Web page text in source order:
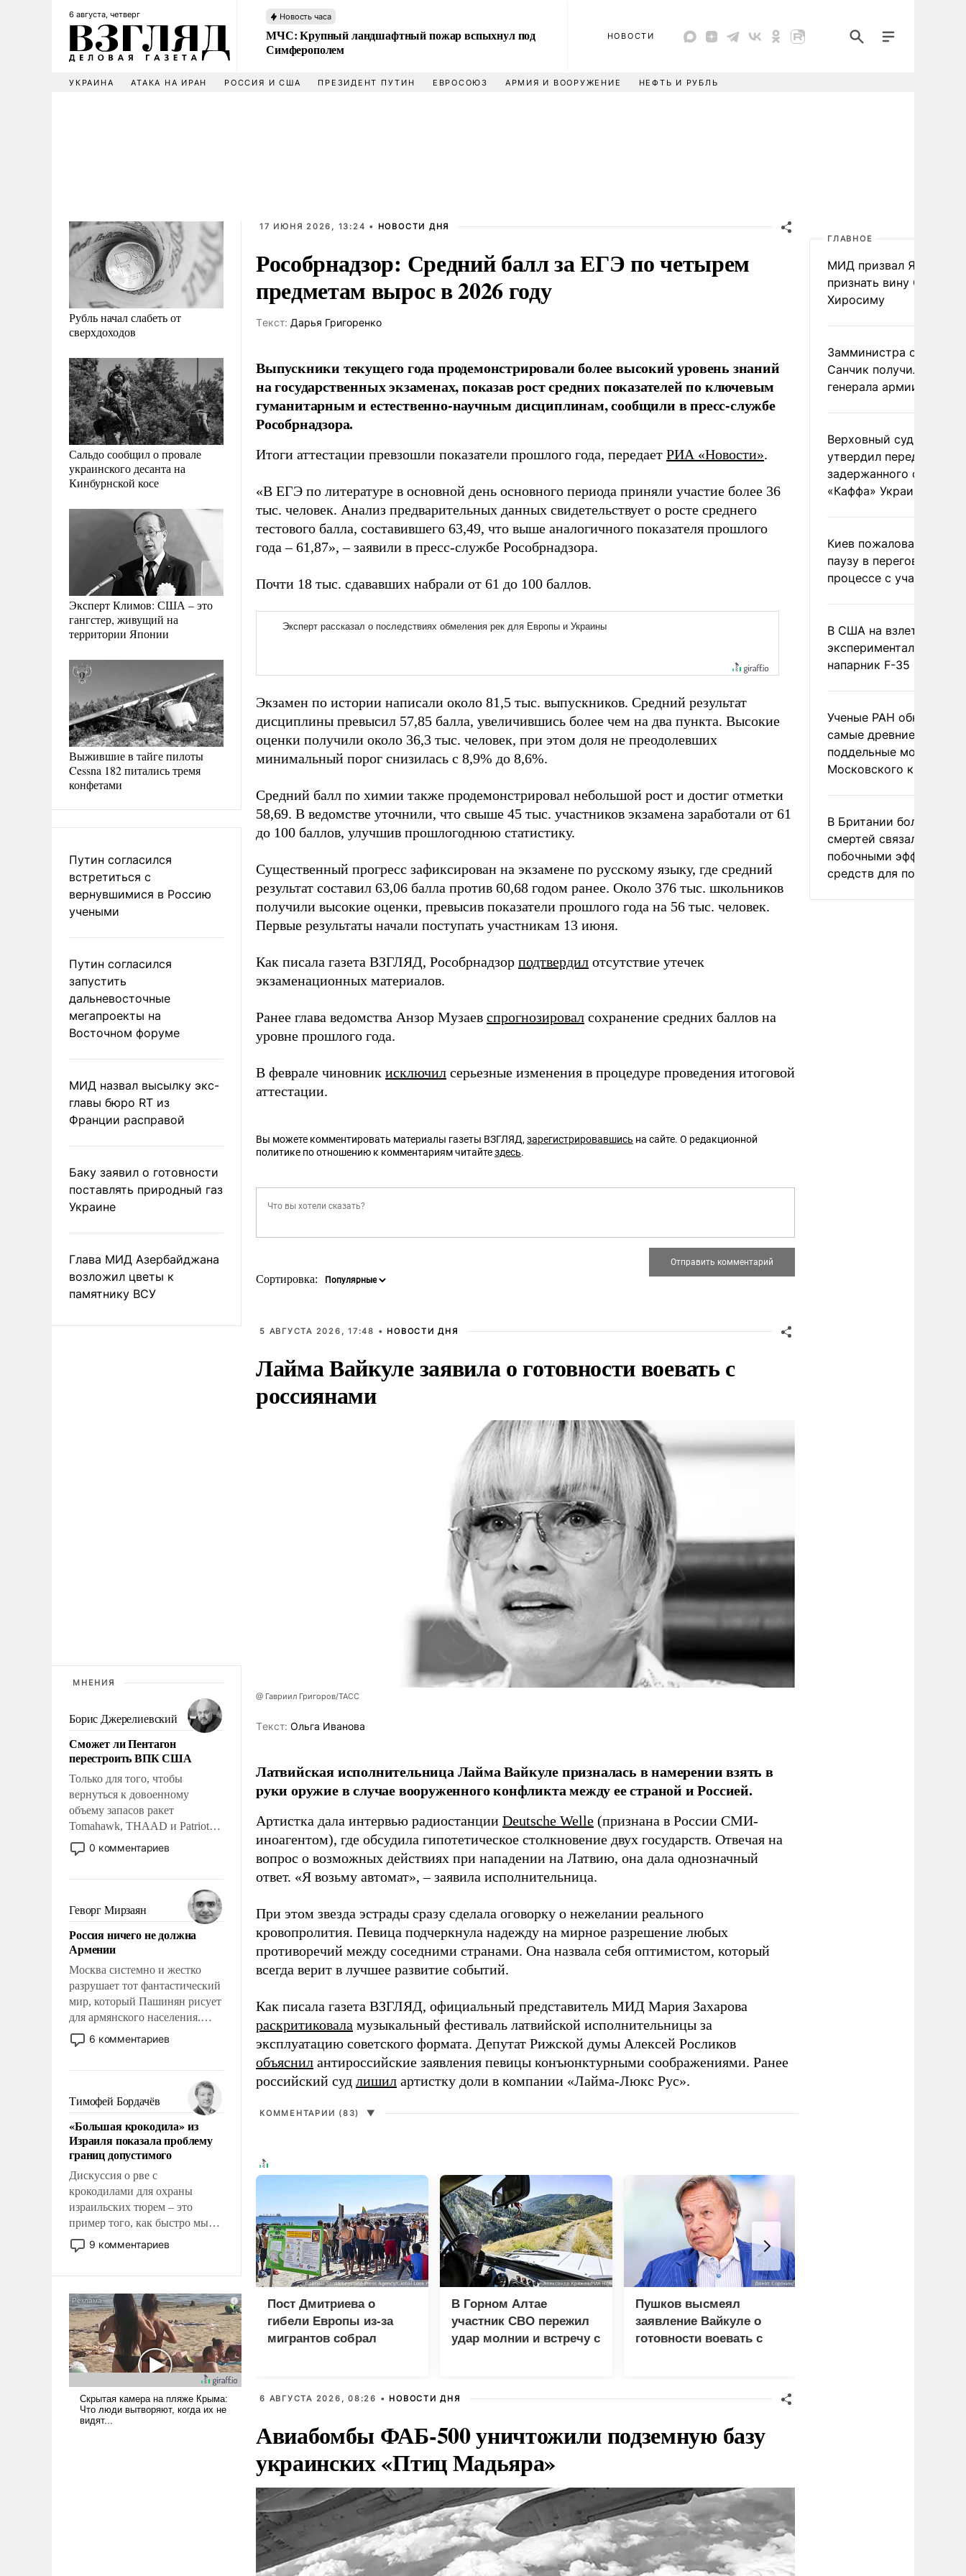
6 августа, четверг Новость часа
МЧС: Крупный ландшафтный пожар вспыхнул под
Симферополем
НОВОСТИ
УКРАИНА АТАКА НА ИРАН РОССИЯ И США ПРЕЗИДЕНТ ПУТИН ЕВРОСОЮЗ АРМИЯ И ВООРУЖЕНИЕ НЕФТЬ И РУБЛЬ
Рубль начал слабеть от
сверхдоходов
Сальдо сообщил о провале
украинского десанта на
Кинбурнской косе
Эксперт Климов: США – это
гангстер, живущий на
территории Японии
Выжившие в тайге пилоты
Cessna 182 питались тремя
конфетами
Путин согласился
встретиться с
вернувшимися в Россию
учеными
Путин согласился
запустить
дальневосточные
мегапроекты на
Восточном форуме
МИД назвал высылку экс-
главы бюро RT из
Франции расправой
Баку заявил о готовности
поставлять природный газ
Украине
Глава МИД Азербайджана
возложил цветы к
памятнику ВСУ
МНЕНИЯ
Борис Джерелиевский
Сможет ли Пентагон
перестроить ВПК США
Только для того, чтобы
вернуться к довоенному
объему запасов ракет
Tomahawk, THAAD и Patriot
США потребуется более трех
лет. Даже небольшая война с
Сложившаяся ситуация
означает многолетний период
уязвимости США, например,
перед Китаем.
0 комментариев
Геворг Мирзаян
Россия ничего не должна
Армении
Москва системно и жестко
разрушает тот фантастический
мир, который Пашинян рисует
для армянского населения.
Мир, где этому населению все
должны просто по
политические прожекты будут
беспрекословно оплачиваться
за счет российских
налогоплательщиков и где за
свои поступки не нужно
отвечать.
6 комментариев
Тимофей Бордачёв
«Большая крокодила» из
Израиля показала проблему
границ допустимого
Дискуссия о рве с
крокодилами для охраны
израильских тюрем – это
пример того, как быстро мы
двигаемся по пути
революционных изменений.
псевдонаучной фантастики,
стало всерьез обсуждаемой
идеей.
9 комментариев
17 ИЮНЯ 2026, 13:24 • НОВОСТИ ДНЯ
Рособрнадзор: Средний балл за ЕГЭ по четырем
предметам вырос в 2026 году
Tекст: Дарья Григоренко
Выпускники текущего года продемонстрировали более высокий уровень знаний
на государственных экзаменах, показав рост средних показателей по ключевым
гуманитарным и естественно-научным дисциплинам, сообщили в пресс-службе
Рособрнадзора.
Итоги аттестации превзошли показатели прошлого года, передает РИА «Новости».
«В ЕГЭ по литературе в основной день основного периода приняли участие более 36
тыс. человек. Анализ предварительных данных свидетельствует о росте среднего
тестового балла, составившего 63,49, что выше аналогичного показателя прошлого
года – 61,87», – заявили в пресс-службе Рособрнадзора.
Почти 18 тыс. сдававших набрали от 61 до 100 баллов.
Экзамен по истории написали около 81,5 тыс. выпускников. Средний результат
дисциплины превысил 57,85 балла, увеличившись более чем на два пункта. Высокие
оценки получили около 36,3 тыс. человек, при этом доля не преодолевших
минимальный порог снизилась с 8,9% до 8,6%.
Средний балл по химии также продемонстрировал небольшой рост и достиг отметки
58,69. В ведомстве уточнили, что свыше 45 тыс. участников экзамена заработали от 61
до 100 баллов, улучшив прошлогоднюю статистику.
Существенный прогресс зафиксирован на экзамене по русскому языку, где средний
результат составил 63,06 балла против 60,68 годом ранее. Около 376 тыс. школьников
получили высокие оценки, превысив показатели прошлого года на 56 тыс. человек.
Первые результаты начали поступать участникам 13 июня.
Как писала газета ВЗГЛЯД, Рособрнадзор подтвердил отсутствие утечек
экзаменационных материалов.
Ранее глава ведомства Анзор Музаев спрогнозировал сохранение средних баллов на
уровне прошлого года.
В феврале чиновник исключил серьезные изменения в процедуре проведения итоговой
аттестации.
Вы можете комментировать материалы газеты ВЗГЛЯД, зарегистрировавшись на сайте. О редакционной
политике по отношению к комментариям читайтездесь.
Сортировка:
5 АВГУСТА 2026, 17:48 • НОВОСТИ ДНЯ
Лайма Вайкуле заявила о готовности воевать с
россиянами
@ Гавриил Григоров/ТАСС
Tекст: Ольга Иванова
Латвийская исполнительница Лайма Вайкуле призналась в намерении взять в
руки оружие в случае вооруженного конфликта между ее страной и Россией.
Артистка дала интервью радиостанции Deutsche Welle (признана в России СМИ-
иноагентом), где обсудила гипотетическое столкновение двух государств. Отвечая на
вопрос о возможных действиях при нападении на Латвию, она дала однозначный
ответ. «Я возьму автомат», – заявила исполнительница.
При этом звезда эстрады сразу сделала оговорку о нежелании реального
кровопролития. Певица подчеркнула надежду на мирное разрешение любых
противоречий между соседними странами. Она назвала себя оптимистом, который
всегда верит в лучшее развитие событий.
Как писала газета ВЗГЛЯД, официальный представитель МИД Мария Захарова
раскритиковала музыкальный фестиваль латвийской исполнительницы за
эксплуатацию советского формата. Депутат Рижской думы Алексей Росликов
объяснил антироссийские заявления певицы конъюнктурными соображениями. Ранее
российский суд лишил артистку доли в компании «Лайма-Люкс Рус».
КОММЕНТАРИИ (83) ▼
Пост Дмитриева о
гибели Европы из-за
мигрантов собрал
В Горном Алтае
участник СВО пережил
удар молнии и встречу с
Пушков высмеял
заявление Вайкуле о
готовности воевать с
6 АВГУСТА 2026, 08:26 • НОВОСТИ ДНЯ
Авиабомбы ФАБ-500 уничтожили подземную базу
украинских «Птиц Мадьяра»
ГЛАВНОЕ
МИД призвал Японию
признать вину США за
Хиросиму
Замминистра обороны
Санчик получил звание
генерала армии
Верховный суд Швеции
утвердил передачу
задержанного
«Каффа» Украине
Киев пожаловался на
паузу в переговорном
процессе с участием
В США на взлете
экспериментальный
напарник F-35
Ученые РАН
самые древние
поддельные монеты
Московского
В Британии более ста
смертей связали с
побочными эффектами
средств для похудения